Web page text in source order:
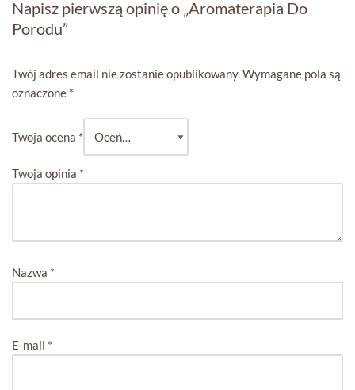
Napisz pierwszą opinię o „Aromaterapia Do
Porodu”
Twój adres email nie zostanie opublikowany.Wymagane pola są
oznaczone *
Twoja ocena *
Twoja opinia *
Nazwa *
E-mail *